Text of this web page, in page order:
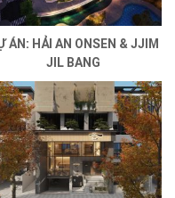
ÁN: HẢI AN ONSEN & JJIM
JIL BANG